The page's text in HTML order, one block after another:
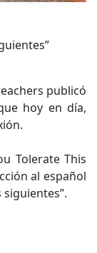
publicó
hoy en día,
Tolerate This
al español